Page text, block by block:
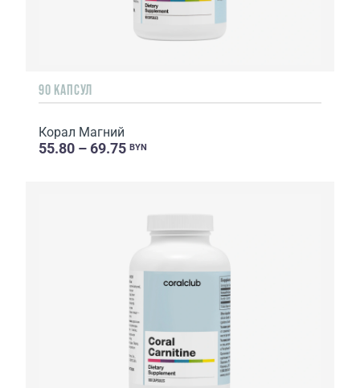
90 КАПСУЛ
Корал Магний
55.80 – 69.75 BYN